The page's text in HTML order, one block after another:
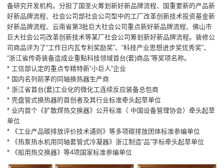
备研究开发机构。分担了国圣火筹划新好新品牌流程、国重要新的产品新
好新品牌流程、社会公司部社会公司型中的工厂改革创新技术投资基金新
好新品牌流程、云南省第3批巨大社会公司重点新好新品牌流程、佛山市
巨大社会公司改革创新技术等某厂社会公司筹划新好新品牌流程。装修公
司商品评为了“工作日内瓦专利奖励奖”、“科技产业思想进步奖优秀奖”、
“浙江省传奇装备造成业重點科技领域首台(套)商品”等奖项名称。
* 工信部认定的重点专精特新“小巨人”企业
* 国内名列前茅的同轴换热器生产商
* 浙江省首台(套)工业化的微化工连续反应装备总包商
* 壳盘管式换热器的首创者及其行业标准牵头起草单位
* 业内首个《扩散焊热交换器》公开标准（ 中国设备管理协会）牵头起草
单位
* 《工业产品碳排放评价技术通则》等多项碳排放团体标准参编单位
* 《热泵热水机用同轴套管式冷凝器》浙江制造“品”字标牵头起草单位
* 《船用热交换器》等4项国家标准参编单位